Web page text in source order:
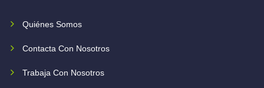
Quiénes Somos
Contacta Con Nosotros
Trabaja Con Nosotros